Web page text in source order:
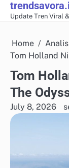
Skip
Update Tren Viral
Home
Tom Holland
Tom
The
July 8, 2026